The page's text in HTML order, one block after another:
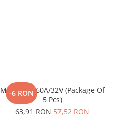
-6 RON
Midi-Fuse 60A/32V (Package Of
5 Pcs)
63,91 RON57,52 RON